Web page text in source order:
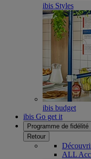
ibis Styles
ibis budget
ibis Go get it
Programme de fidélité
Retour
ALL